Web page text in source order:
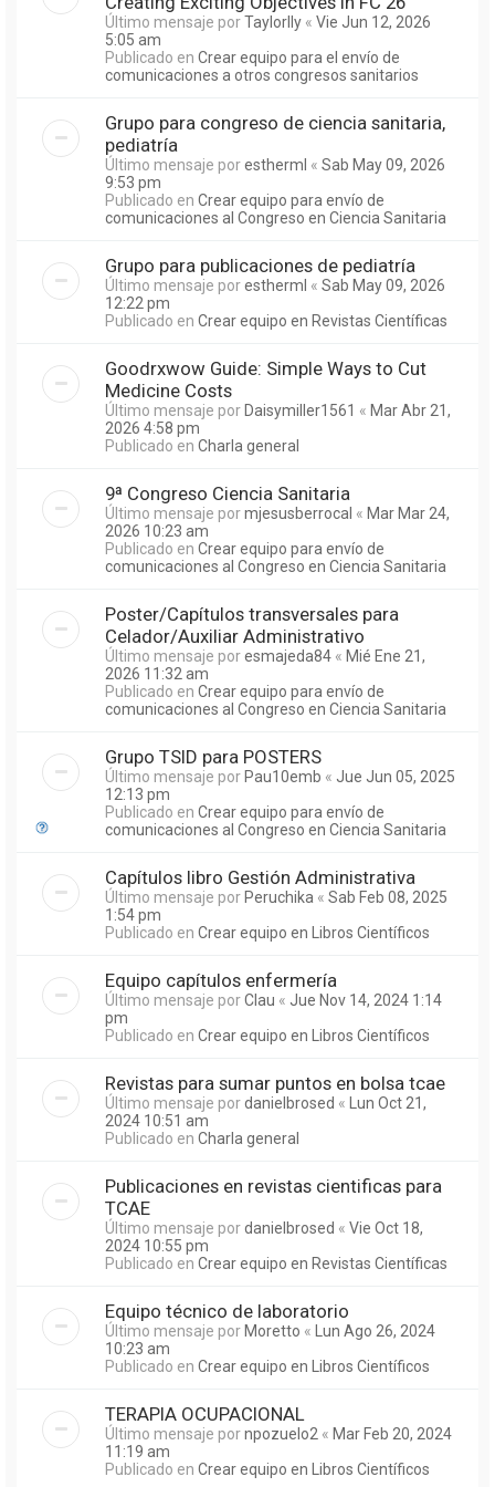
Último mensaje porTaylorlly « Vie Jun 12, 2026
5:05 am
Publicado en Crear equipo para el envío de
comunicaciones a otros congresos sanitarios
Grupo para congreso de ciencia sanitaria,
pediatría
Último mensaje porestherml « Sab May 09, 2026
9:53 pm
Publicado en Crear equipo para envío de
comunicaciones al Congreso en Ciencia Sanitaria
Grupo para publicaciones de pediatría
Último mensaje porestherml « Sab May 09, 2026
12:22 pm
Publicado en Crear equipo en Revistas Científicas
Goodrxwow Guide: Simple Ways to Cut
Medicine Costs
Último mensaje por Daisymiller1561 « Mar Abr 21,
2026 4:58 pm
Publicado en Charla general
9ª Congreso Ciencia Sanitaria
Último mensaje pormjesusberrocal « Mar Mar 24,
2026 10:23 am
Publicado en Crear equipo para envío de
comunicaciones al Congreso en Ciencia Sanitaria
Poster/Capítulos transversales para
Celador/Auxiliar Administrativo
Último mensaje poresmajeda84 « Mié Ene 21,
2026 11:32 am
Publicado en Crear equipo para envío de
comunicaciones al Congreso en Ciencia Sanitaria
Grupo TSID para POSTERS
Último mensaje por Pau10emb « Jue Jun 05, 2025
12:13 pm
Publicado en Crear equipo para envío de
comunicaciones al Congreso en Ciencia Sanitaria
Capítulos libro Gestión Administrativa
Último mensaje por Peruchika « Sab Feb 08, 2025
1:54 pm
Publicado en Crear equipo en Libros Científicos
Equipo capítulos enfermería
Último mensaje porClau « Jue Nov 14, 2024 1:14
pm
Publicado en Crear equipo en Libros Científicos
Revistas para sumar puntos en bolsa tcae
Último mensaje pordanielbrosed « Lun Oct 21,
2024 10:51 am
Publicado en Charla general
Publicaciones en revistas cientificas para
TCAE
Último mensaje pordanielbrosed « Vie Oct 18,
2024 10:55 pm
Publicado en Crear equipo en Revistas Científicas
Equipo técnico de laboratorio
Último mensaje por Moretto « Lun Ago 26, 2024
10:23 am
Publicado en Crear equipo en Libros Científicos
TERAPIA OCUPACIONAL
Último mensaje pornpozuelo2 « Mar Feb 20, 2024
11:19 am
Publicado en Crear equipo en Libros Científicos